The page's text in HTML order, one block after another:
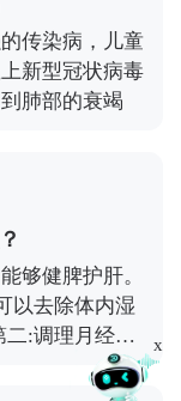
传染病，儿童
新型冠状病毒
肺部的衰竭
够健脾护肝。
以去除体内湿
:调理月经。
寒造成的。如
等症状;第三:
x